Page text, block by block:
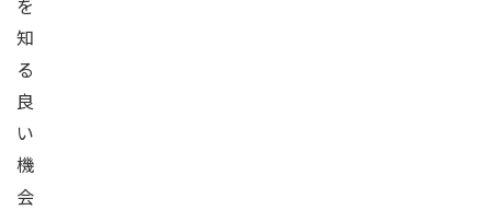
を
知
る
良
い
機
会